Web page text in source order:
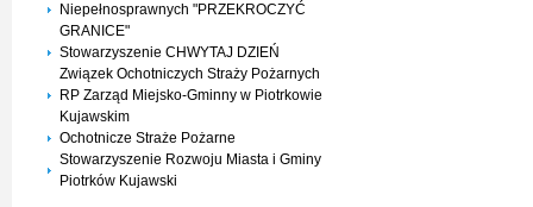
Niepełnosprawnych "PRZEKROCZYĆ
GRANICE"
Stowarzyszenie CHWYTAJ DZIEŃ
Związek Ochotniczych Straży Pożarnych
RP Zarząd Miejsko-Gminny w Piotrkowie
Kujawskim
Ochotnicze Straże Pożarne
Stowarzyszenie Rozwoju Miasta i Gminy
Piotrków Kujawski